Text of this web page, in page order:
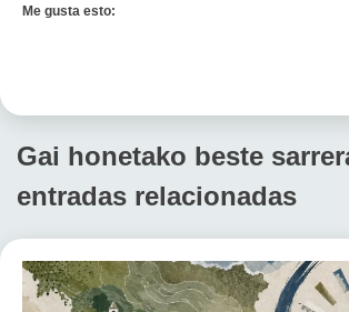
Me gusta esto:
Gai honetako beste
entradas relacionadas